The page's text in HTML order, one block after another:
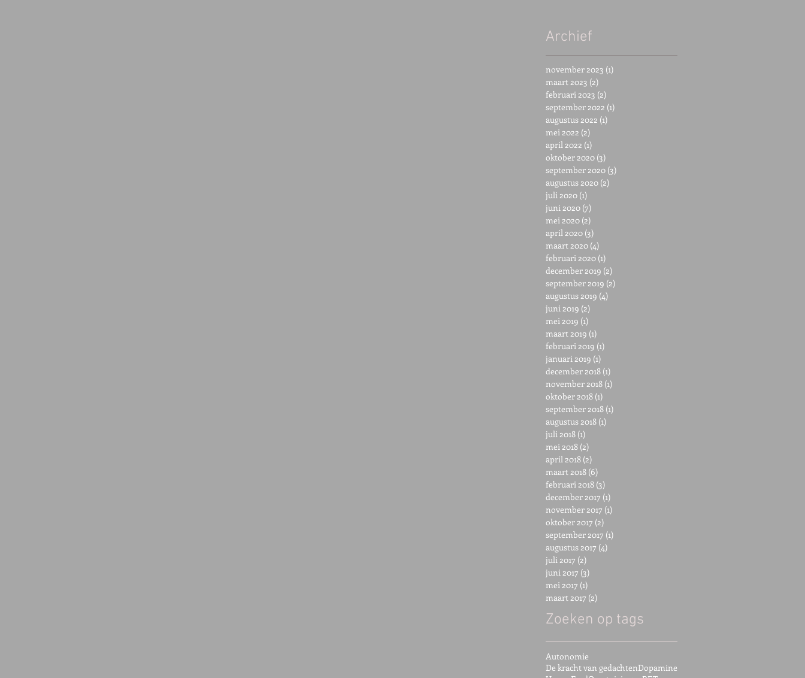
Archief
november 2023 (1)
maart 2023 (2)
februari 2023 (2)
september 2022 (1)
augustus 2022 (1)
mei 2022 (2)
april 2022 (1)
oktober 2020 (3)
september 2020 (3)
augustus 2020 (2)
juli 2020 (1)
juni 2020 (7)
mei 2020 (2)
april 2020 (3)
maart 2020 (4)
februari 2020 (1)
december 2019 (2)
september 2019 (2)
augustus 2019 (4)
juni 2019 (2)
mei 2019 (1)
maart 2019 (1)
februari 2019 (1)
januari 2019 (1)
december 2018 (1)
november 2018 (1)
oktober 2018 (1)
september 2018 (1)
augustus 2018 (1)
juli 2018 (1)
mei 2018 (2)
april 2018 (2)
maart 2018 (6)
februari 2018 (3)
december 2017 (1)
november 2017 (1)
oktober 2017 (2)
september 2017 (1)
augustus 2017 (4)
juli 2017 (2)
juni 2017 (3)
mei 2017 (1)
maart 2017 (2)
Zoeken op tags
Autonomie
De kracht van gedachtenDopamine